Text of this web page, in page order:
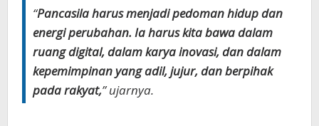
“Pancasila harus menjadi pedoman hidup dan
energi perubahan. Ia harus kita bawa dalam
ruang digital, dalam karya inovasi, dan dalam
kepemimpinan yang adil, jujur, dan berpihak
pada rakyat,” ujarnya.